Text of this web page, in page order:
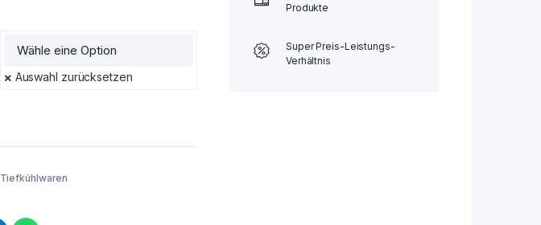
Auswahl zurücksetzen
Tiefkühlwaren
Produkte
Super Preis-Leistungs-
Verhältnis